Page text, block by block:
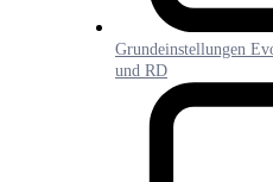
Grundeinstellungen
und RD